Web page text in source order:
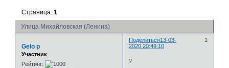
Улица Михайловская (Ленина)
Страница:1
Поделиться 1
13-03-
2020 20:49:10
Gelo p
Участник
Рейтинг:
?